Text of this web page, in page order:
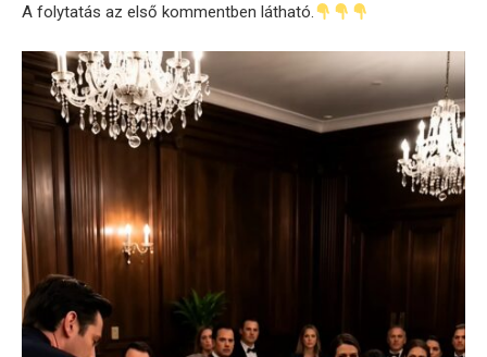
A folytatás az első kommentben látható.